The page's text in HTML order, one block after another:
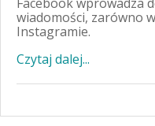
wiadomości, zarówno
Instagramie.
Czytaj dalej...